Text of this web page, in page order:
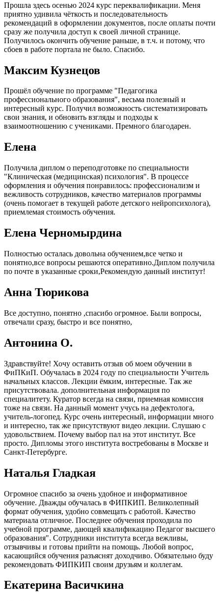
Прошла здесь осенью 2024 курс переквалификации. Меня
приятно удивила чёткость и последовательность
рекомендаций в оформлении документов, после оплаты почти
сразу же получила доступ к своей личной странице.
Получилось окончить обучение раньше, в т.ч. и потому, что
сбоев в работе портала не было. Спасибо.
Максим Кузнецов
Прошёл обучение по программе "Педагогика
профессионального образования", весьма полезный и
интересный курс. Получил возможность систематизировать
свои знания, и обновить взгляды и подходы к
взаимоотношению с учениками. Премного благодарен.
Елена
Получила диплом о переподготовке по специальности
"Клиническая (медицинская) психология". В процессе
оформления и обучения понравилось: профессионализм и
вежливость сотрудников, качество материалов программы
(очень помогает в текущей работе детского нейропсихолога),
приемлемая стоимость обучения.
Елена Черномырдина
Полностью осталась довольна обучением,все четко и
понятно,все вопросы решаются оперативно.Диплом получила
по почте в указанные сроки,Рекомендую данный институт!
Анна Тюрикова
Все доступно, понятно ,спасибо огромное. Были вопросы,
отвечали сразу, быстро и все понятно,
Антонина О.
Здравствуйте! Хочу оставить отзыв об моем обучении в
ФиПКиП. Обучалась в 2024 году по специальности Учитель
начальных классов. Лекции ёмким, интересные. Так же
присутствовала. дополнительная информация по
специалитету. Куратор всегда на связи, приемная комиссия
тоже на связи. На данный момент учусь на дефектолога,
учитель-логопед. Курс очень интересный, информации много
и интересно, так же присутствуют видео лекции. Слушаю с
удовольствием. Почему выбор пал на этот институт. Все
просто. Дипломы этого института востребованы в Москве и
Санкт-Петербурге.
Наталья Гладкая
Огромное спасибо за очень удобное и информативное
обучение. Дважды обучалась в ФИПКИП. Великолепный
формат обучения, удобно совмещать с работой. Качество
материала отличное. Последнее обучения проходила по
учебной программе, дающей квалификацию Педагог высшего
образования". Сотрудники института всегда вежливы,
отзывчивы и готовы прийти на помощь. Любой вопрос,
касающийся обучения разъяснят доходчиво. Обязательно буду
рекомендовать ФИПКИП своим друзьям и коллегам.
Екатерина Васичкина